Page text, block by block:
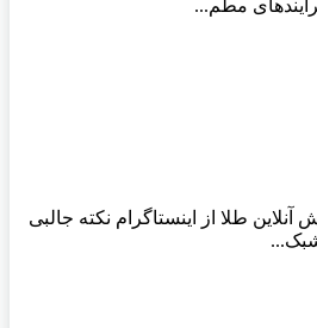
مطم...
آنلاین طلا از اینستاگرام نکته جالبی